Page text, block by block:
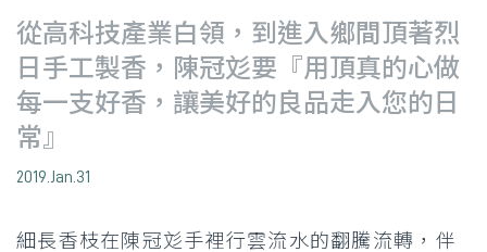
從高科技產業白領，到進入鄉間頂著烈
日手工製香，陳冠彣要『用頂真的心做
每一支好香，讓美好的良品走入您的日
常』
2019.Jan.31
細長香枝在陳冠彣手裡行雲流水的翻騰流轉，伴